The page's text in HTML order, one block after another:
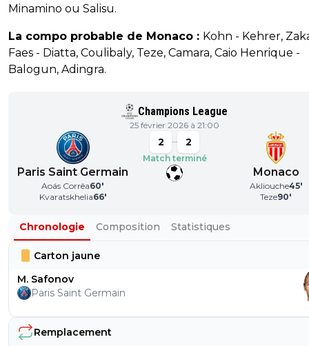
Minamino ou Salisu.
La compo probable de Monaco : Kohn - Kehrer,
Faes - Diatta, Coulibaly, Teze, Camara, Caio Henrique -
Balogun, Adingra.
Champions League
25 février 2026 à 21:00
Paris Saint Germain
Aoás Corrêa60'
Kvaratskhelia66'
2 2
Match terminé
Monaco
Akliouche45'
Teze90'
Chronologie Composition Statistiques
Carton jaune
M. Safonov
Paris Saint Germain
Remplacement